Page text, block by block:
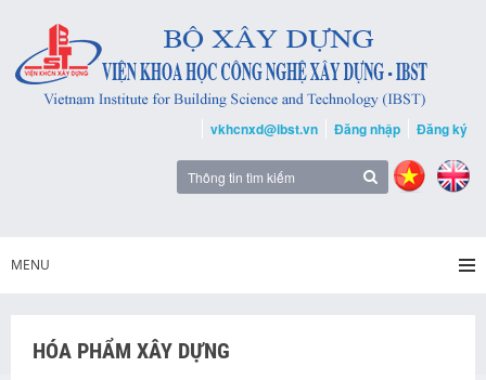
vkhcnxd@ibst.vn Đăng nhập Đăng ký
MENU
HÓA PHẨM XÂY DỰNG